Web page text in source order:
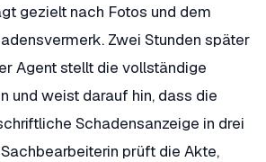
gezielt nach Fotos und dem
Zwei Stunden später
Agent stellt die vollständige
und weist darauf hin, dass die
Schadensanzeige in drei
prüft die Akte,